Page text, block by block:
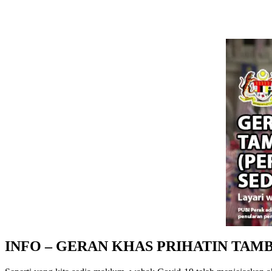
INFO – GERAN KHAS PRIHATIN